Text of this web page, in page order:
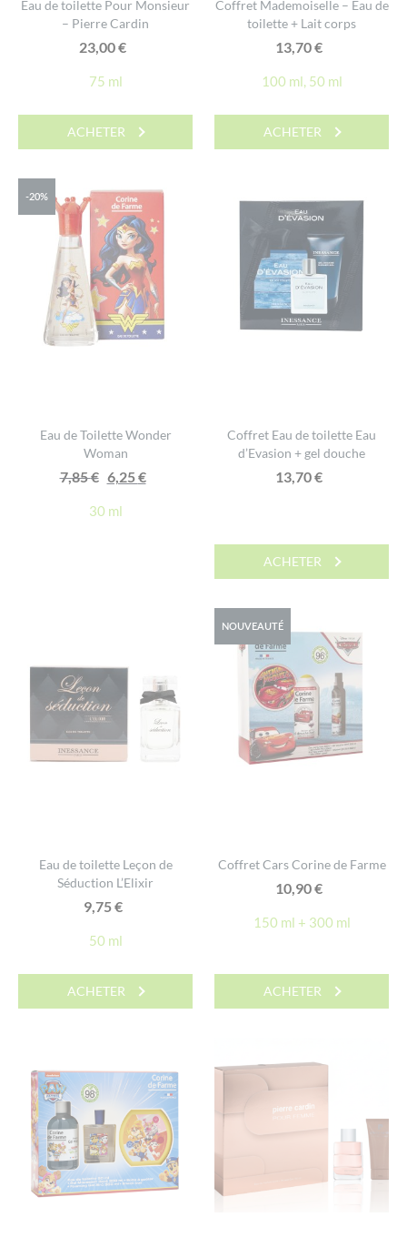
Eau de toilette Pour Monsieur
– Pierre Cardin
23,00€
75 ml
ACHETER
Coffret Mademoiselle – Eau de
toilette + Lait corps
13,70€
100 ml, 50 ml
ACHETER
-20%
Eau de Toilette Wonder
Woman
7,85€ Le
initial
6,25€
30 ml
Coffret Eau de toilette Eau
d’Evasion + gel douche
13,70€
ACHETER
Eau de toilette Leçon de
Séduction L’Elixir
9,75€
50 ml
ACHETER
NOUVEAUTÉ
Coffret Cars Corine de Farme
10,90€
150 ml + 300 ml
ACHETER